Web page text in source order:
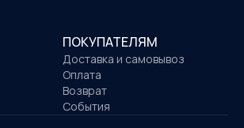
ПОКУПАТЕЛЯМ
Доставка и самовывоз
Оплата
Возврат
События